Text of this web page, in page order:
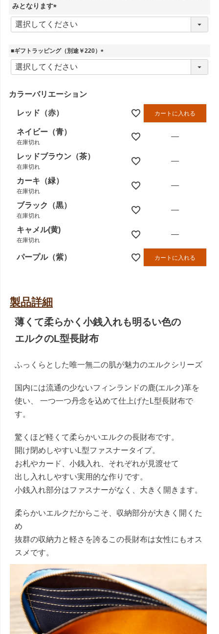
みとなります
(
必
)
■ギフトラッピング（別途￥220）
(
カラーバリエーション
レッド（赤） カートに入れる
ネイビー（青）
在庫切れ
—
レッドブラウン（茶）
在庫切れ
—
カーキ（緑）
在庫切れ
—
ブラック（黒）
在庫切れ
—
キャメル(黄)
在庫切れ
—
パープル（紫） カートに入れる
製品詳細
薄くて柔らかく小銭入れも明るい色の
エルクのL型長財布
ふっくらとした唯一無二の肌が魅力のエルクシリーズ
国内には流通の少ないフィンランドの鹿(エルク)革を
使い、 一つ一つ丹念を込めて仕上げたL型長財布で
す。
驚くほど軽くて柔らかいエルクの長財布です。
開け閉めしやすいL型ファスナータイプ。
お札やカード、小銭入れ、それぞれが見渡せて
出し入れしやすい実用的な作りです。
小銭入れ部分はファスナーがなく、大きく開きます。
柔らかいエルクだからこそ、収納部分が大きく開くた
め
抜群の収納力と軽さを誇るこの長財布は女性にもオス
スメです。